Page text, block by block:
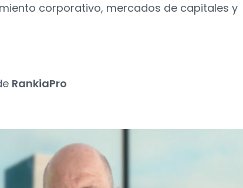
corporativo, mercados de capitales y
RankiaPro